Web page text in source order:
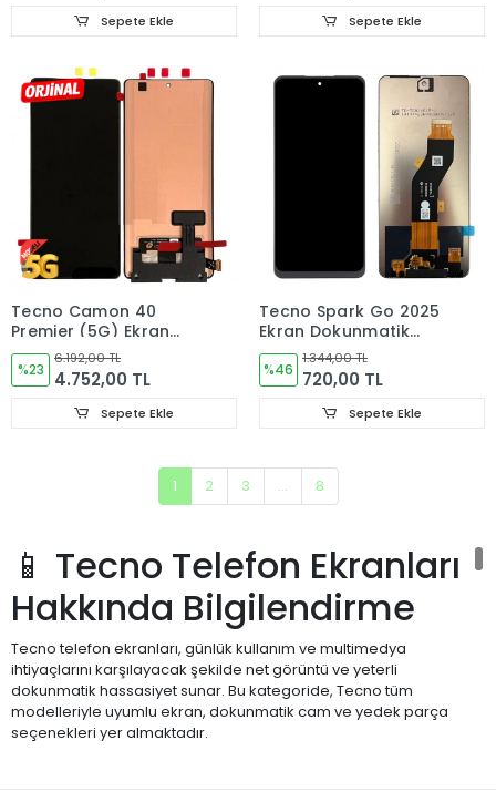
Sepete Ekle Sepete Ekle
Tecno Camon 40
Premier (5G) Ekran
Dokunmatik Cam
ORJINAL CM8
%23
6.192,00 TL
4.752,00 TL
Sepete Ekle
Tecno Spark Go 2025
Ekran Dokunmatik
Cam
%46
1.344,00 TL
720,00 TL
Sepete Ekle
1 2 3 ... 8
📱 Tecno Telefon Ekranları
Hakkında Bilgilendirme
Tecno telefon ekranları, günlük kullanım ve multimedya
ihtiyaçlarını karşılayacak şekilde net görüntü ve yeterli
dokunmatik hassasiyet sunar. Bu kategoride, Tecno tüm
modelleriyle uyumlu ekran, dokunmatik cam ve yedek parça
seçenekleri yer almaktadır.